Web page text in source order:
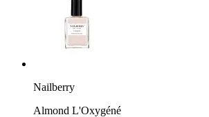
Nailberry
Almond L'Oxygéné